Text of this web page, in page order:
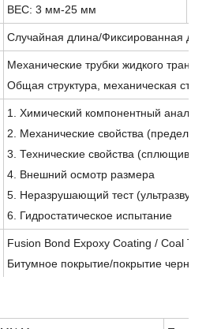
ВЕС: 3 мм-25 мм
Случайная длина/Фиксированная
Механические трубки жидкого
Общая структура, механическая
1. Химический компонентный анализ
2. Механические свойства (предел
3. Технические свойства (сплющивая
4. Внешний осмотр размера
5. Неразрушающий тест
6. Гидростатическое испытание
Fusion Bond Expoxy Coating / Coal
Битумное покрытие/покрытие